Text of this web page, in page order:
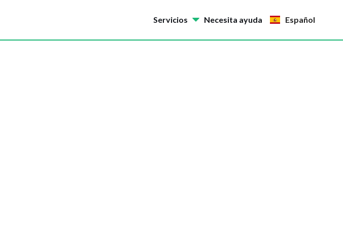
Servicios Necesita ayuda Español